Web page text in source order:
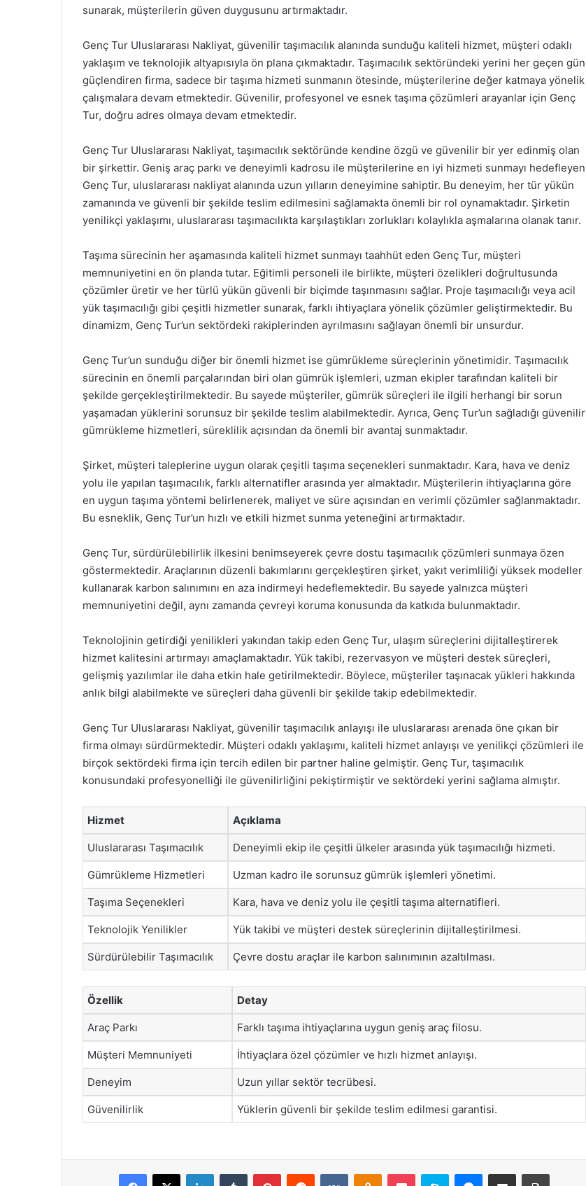
sunarak, müşterilerin güven duygusunu artırmaktadır.
Genç Tur Uluslararası Nakliyat, güvenilir taşımacılık alanında sunduğu kaliteli hizmet, müşteri odaklı
yaklaşım ve teknolojik altyapısıyla ön plana çıkmaktadır. Taşımacılık sektöründeki yerini her geçen gün
güçlendiren firma, sadece bir taşıma hizmeti sunmanın ötesinde, müşterilerine değer katmaya yönelik
çalışmalara devam etmektedir. Güvenilir, profesyonel ve esnek taşıma çözümleri arayanlar için Genç
Tur, doğru adres olmaya devam etmektedir.
Genç Tur Uluslararası Nakliyat, taşımacılık sektöründe kendine özgü ve güvenilir bir yer edinmiş olan
bir şirkettir. Geniş araç parkı ve deneyimli kadrosu ile müşterilerine en iyi hizmeti sunmayı hedefleyen
Genç Tur, uluslararası nakliyat alanında uzun yılların deneyimine sahiptir. Bu deneyim, her tür yükün
zamanında ve güvenli bir şekilde teslim edilmesini sağlamakta önemli bir rol oynamaktadır. Şirketin
yenilikçi yaklaşımı, uluslararası taşımacılıkta karşılaştıkları zorlukları kolaylıkla aşmalarına olanak tanır.
Taşıma sürecinin her aşamasında kaliteli hizmet sunmayı taahhüt eden Genç Tur, müşteri
memnuniyetini en ön planda tutar. Eğitimli personeli ile birlikte, müşteri özelikleri doğrultusunda
çözümler üretir ve her türlü yükün güvenli bir biçimde taşınmasını sağlar. Proje taşımacılığı veya acil
yük taşımacılığı gibi çeşitli hizmetler sunarak, farklı ihtiyaçlara yönelik çözümler geliştirmektedir. Bu
dinamizm, Genç Tur’un sektördeki rakiplerinden ayrılmasını sağlayan önemli bir unsurdur.
Genç Tur’un sunduğu diğer bir önemli hizmet ise gümrükleme süreçlerinin yönetimidir. Taşımacılık
sürecinin en önemli parçalarından biri olan gümrük işlemleri, uzman ekipler tarafından kaliteli bir
şekilde gerçekleştirilmektedir. Bu sayede müşteriler, gümrük süreçleri ile ilgili herhangi bir sorun
yaşamadan yüklerini sorunsuz bir şekilde teslim alabilmektedir. Ayrıca, Genç Tur’un sağladığı güvenilir
gümrükleme hizmetleri, süreklilik açısından da önemli bir avantaj sunmaktadır.
Şirket, müşteri taleplerine uygun olarak çeşitli taşıma seçenekleri sunmaktadır. Kara, hava ve deniz
yolu ile yapılan taşımacılık, farklı alternatifler arasında yer almaktadır. Müşterilerin ihtiyaçlarına göre
en uygun taşıma yöntemi belirlenerek, maliyet ve süre açısından en verimli çözümler sağlanmaktadır.
Bu esneklik, Genç Tur’un hızlı ve etkili hizmet sunma yeteneğini artırmaktadır.
Genç Tur, sürdürülebilirlik ilkesini benimseyerek çevre dostu taşımacılık çözümleri sunmaya özen
göstermektedir. Araçlarının düzenli bakımlarını gerçekleştiren şirket, yakıt verimliliği yüksek modeller
kullanarak karbon salınımını en aza indirmeyi hedeflemektedir. Bu sayede yalnızca müşteri
memnuniyetini değil, aynı zamanda çevreyi koruma konusunda da katkıda bulunmaktadır.
Teknolojinin getirdiği yenilikleri yakından takip eden Genç Tur, ulaşım süreçlerini dijitalleştirerek
hizmet kalitesini artırmayı amaçlamaktadır. Yük takibi, rezervasyon ve müşteri destek süreçleri,
gelişmiş yazılımlar ile daha etkin hale getirilmektedir. Böylece, müşteriler taşınacak yükleri hakkında
anlık bilgi alabilmekte ve süreçleri daha güvenli bir şekilde takip edebilmektedir.
Genç Tur Uluslararası Nakliyat, güvenilir taşımacılık anlayışı ile uluslararası arenada öne çıkan bir
firma olmayı sürdürmektedir. Müşteri odaklı yaklaşımı, kaliteli hizmet anlayışı ve yenilikçi çözümleri ile
birçok sektördeki firma için tercih edilen bir partner haline gelmiştir. Genç Tur, taşımacılık
konusundaki profesyonelliği ile güvenilirliğini pekiştirmiştir ve sektördeki yerini sağlama almıştır.
Hizmet Açıklama
Uluslararası Taşımacılık Deneyimli ekip ile çeşitli ülkeler arasında yük taşımacılığı hizmeti.
Gümrükleme Hizmetleri Uzman kadro ile sorunsuz gümrük işlemleri yönetimi.
Taşıma Seçenekleri Kara, hava ve deniz yolu ile çeşitli taşıma alternatifleri.
Teknolojik Yenilikler Yük takibi ve müşteri destek süreçlerinin dijitalleştirilmesi.
Sürdürülebilir Taşımacılık Çevre dostu araçlar ile karbon salınımının azaltılması.
Özellik Detay
Araç Parkı Farklı taşıma ihtiyaçlarına uygun geniş araç filosu.
Müşteri Memnuniyeti İhtiyaçlara özel çözümler ve hızlı hizmet anlayışı.
Deneyim Uzun yıllar sektör tecrübesi.
Güvenilirlik Yüklerin güvenli bir şekilde teslim edilmesi garantisi.
Facebook
X LinkedInTumblr PinterestReddit VKontakteOdnoklassniki
Pocket Skype Messenger
E-Posta ile paylaş Yazdır